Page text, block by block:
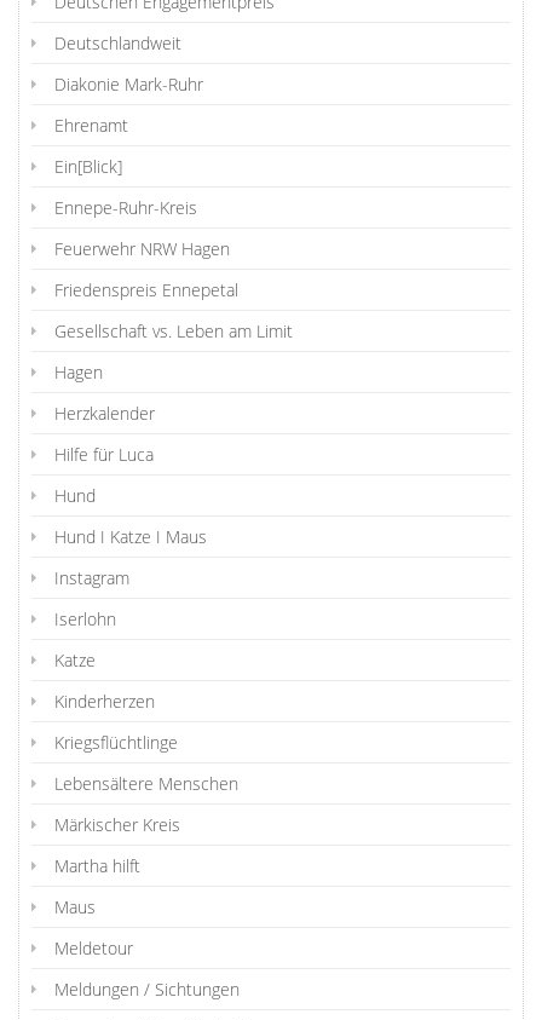
Deutschlandweit
Diakonie Mark-Ruhr
Ehrenamt
Ein[Blick]
Ennepe-Ruhr-Kreis
Feuerwehr NRW Hagen
Friedenspreis Ennepetal
Gesellschaft vs. Leben am Limit
Hagen
Herzkalender
Hilfe für Luca
Hund
Hund I Katze I Maus
Instagram
Iserlohn
Katze
Kinderherzen
Kriegsflüchtlinge
Lebensältere Menschen
Märkischer Kreis
Martha hilft
Maus
Meldetour
Meldungen / Sichtungen